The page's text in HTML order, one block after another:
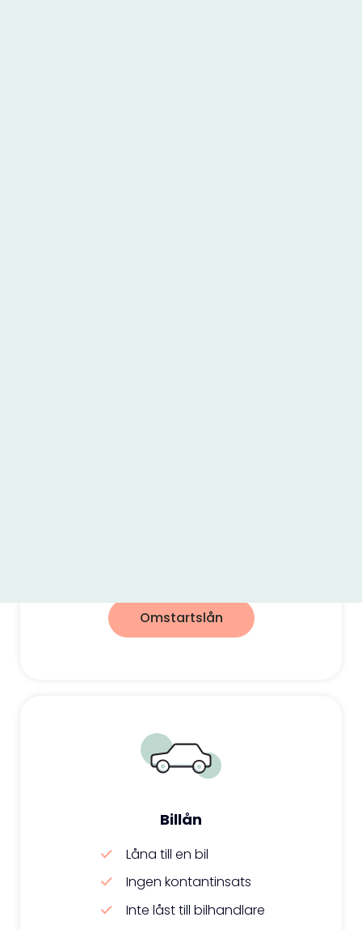
Omstartslån
Billån
Låna till en bil
Ingen kontantinsats
Inte låst till bilhandlare